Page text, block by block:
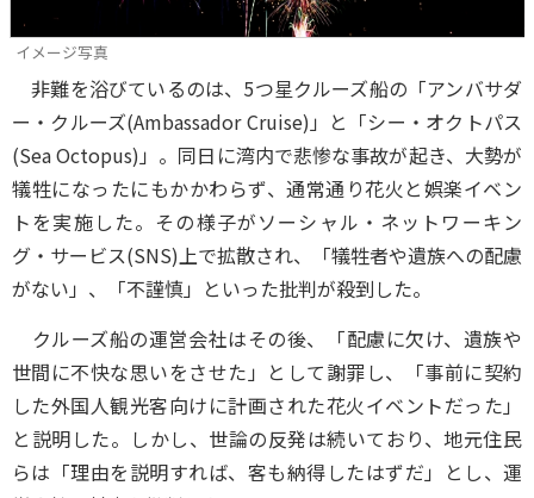
イメージ写真
非難を浴びているのは、5つ星クルーズ船の「アンバサダ
ー・クルーズ(Ambassador Cruise)」と「シー・オクトパス
(Sea Octopus)」。同日に湾内で悲惨な事故が起き、大勢が
犠牲になったにもかかわらず、通常通り花火と娯楽イベン
トを実施した。その様子がソーシャル・ネットワーキン
グ・サービス(SNS)上で拡散され、「犠牲者や遺族への配慮
がない」、「不謹慎」といった批判が殺到した。
クルーズ船の運営会社はその後、「配慮に欠け、遺族や
世間に不快な思いをさせた」として謝罪し、「事前に契約
した外国人観光客向けに計画された花火イベントだった」
と説明した。しかし、世論の反発は続いており、地元住民
らは「理由を説明すれば、客も納得したはずだ」とし、運